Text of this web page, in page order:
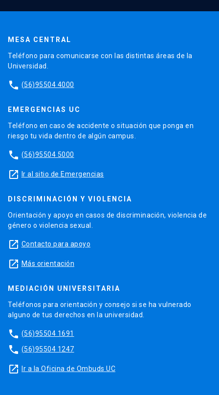
MESA CENTRAL
Teléfono para comunicarse con las distintas áreas de la
Universidad.
phone (56)95504 4000
EMERGENCIAS UC
Teléfono en caso de accidente o situación que ponga en
riesgo tu vida dentro de algún campus.
phone (56)95504 5000
launch Ir al sitio de Emergencias
DISCRIMINACIÓN Y VIOLENCIA
Orientación y apoyo en casos de discriminación, violencia de
género o violencia sexual.
launch Contacto para apoyo
launch Más orientación
MEDIACIÓN UNIVERSITARIA
Teléfonos para orientación y consejo si se ha vulnerado
alguno de tus derechos en la universidad.
phone (56)95504 1691
phone (56)95504 1247
launch Ir a la Oficina de Ombuds UC